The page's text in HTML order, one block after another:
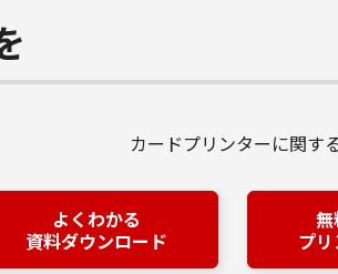
カードプリンターに関す
よくわかる
資料ダウンロード
プ